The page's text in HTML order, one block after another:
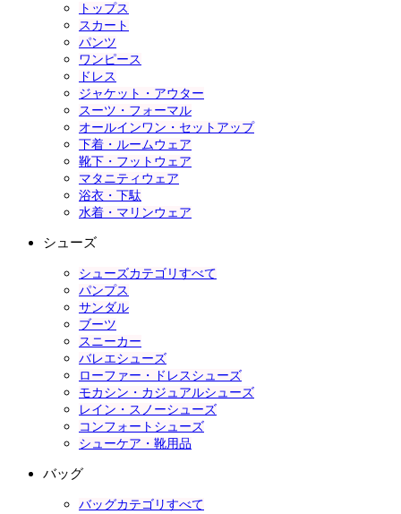
トップス
スカート
パンツ
ワンピース
ドレス
ジャケット・アウター
スーツ・フォーマル
オールインワン・セットアップ
下着・ルームウェア
靴下・フットウェア
マタニティウェア
浴衣・下駄
水着・マリンウェア
シューズ
シューズカテゴリすべて
パンプス
サンダル
ブーツ
スニーカー
バレエシューズ
ローファー・ドレスシューズ
モカシン・カジュアルシューズ
レイン・スノーシューズ
コンフォートシューズ
シューケア・靴用品
バッグ
バッグカテゴリすべて